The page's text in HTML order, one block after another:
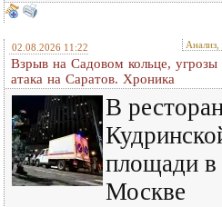
02.08.2026 11:22
Взрыв на Садовом кольце, угрозы
атака на Саратов. Хроника
В
площади в
Москве